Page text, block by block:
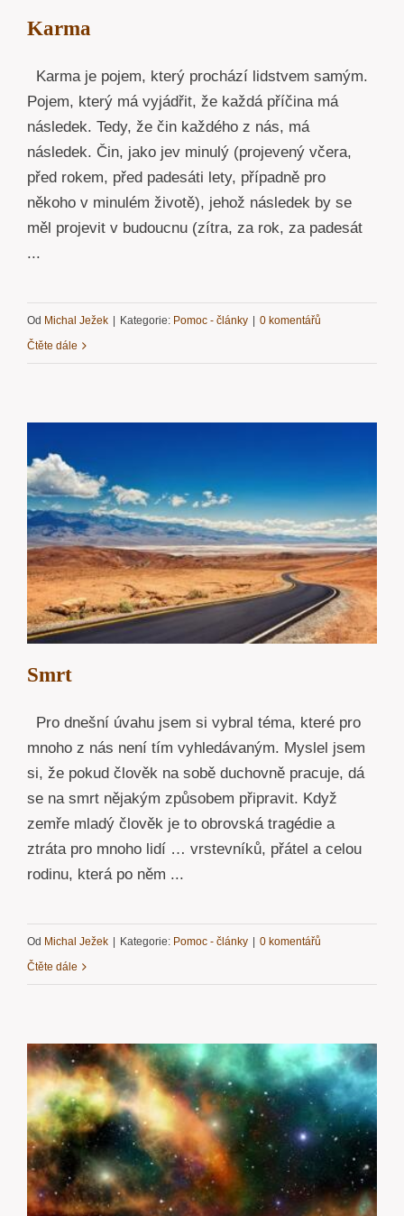
Karma
Karma je pojem, který prochází lidstvem samým.
Pojem, který má vyjádřit, že každá příčina má
následek. Tedy, že čin každého z nás, má
následek. Čin, jako jev minulý (projevený včera,
před rokem, před padesáti lety, případně pro
někoho v minulém životě), jehož následek by se
měl projevit v budoucnu (zítra, za rok, za padesát
...
Od Michal Ježek | Kategorie: Pomoc - články | 0 komentářů
Čtěte dále
Smrt
Pro dnešní úvahu jsem si vybral téma, které pro
mnoho z nás není tím vyhledávaným. Myslel jsem
si, že pokud člověk na sobě duchovně pracuje, dá
se na smrt nějakým způsobem připravit. Když
zemře mladý člověk je to obrovská tragédie a
ztráta pro mnoho lidí … vrstevníků, přátel a celou
rodinu, která po něm ...
Od Michal Ježek | Kategorie: Pomoc - články | 0 komentářů
Čtěte dále